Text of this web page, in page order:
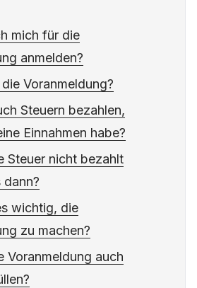
mich für die
anmelden?
Voranmeldung?
Steuern bezahlen,
Einnahmen habe?
Steuer nicht bezahlt
wichtig, die
zu machen?
Voranmeldung auch